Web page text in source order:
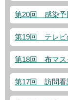
第20回 感染予
第19回 テレビ
第18回 布マス
第17回 訪問看